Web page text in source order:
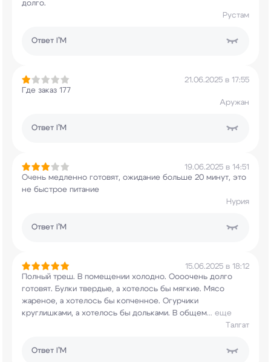
долго.
Рустам
Ответ I’M
21.06.2025 в 17:55
Где заказ 177
Аружан
Ответ I’M
19.06.2025 в 14:51
Очень медленно готовят, ожидание больше 20 минут, это
не быстрое питание
Нурия
Ответ I’M
15.06.2025 в 18:12
Полный треш. В помещении холодно. Оооочень долго
готовят. Булки твердые, а хотелось бы мягкие. Мясо
жареное, а хотелось бы копченное. Огурчики
круглишками, а хотелось бы дольками. В общем... еще
Талгат
Ответ I’M